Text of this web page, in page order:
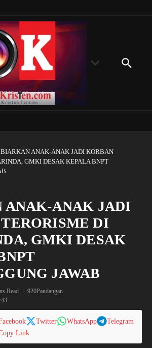
BIARKAN ANAK-ANAK JADI KORBAN
GMKI DESAK KEPALA BNPT
ANAK-ANAK JADI
DI
GMKI DESAK
JAWAB
Read
920Pandangan
Twitter WhatsApp
Telegram
Link